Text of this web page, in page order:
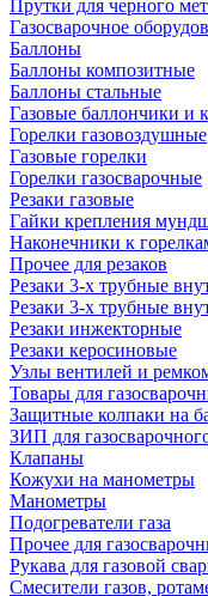
Прутки для черного
Газосварочное
Баллоны
Баллоны композитные
Баллоны стальные
Газовые баллончики и
Горелки газовоздушные
Газовые горелки
Горелки газосварочные
Резаки газовые
Гайки крепления
Наконечники к
Прочее для резаков
Резаки 3-х трубные
Резаки 3-х трубные
Резаки инжекторные
Резаки керосиновые
Узлы вентилей и
Товары для
Защитные колпаки на
ЗИП для
Клапаны
Кожухи на манометры
Манометры
Подогреватели газа
Прочее для
Рукава для газовой
Смесители газов,